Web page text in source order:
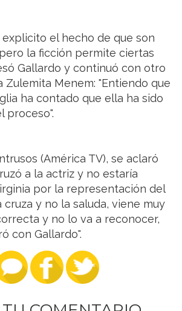
explicito el hecho de que son
la ficción permite ciertas
Gallardo y continuó con otro
Menem: "Entiendo que
ha contado que ella ha sido
proceso".
(América TV), se aclaró
a la actriz y no estaría
por la representación del
cruza y no la saluda, viene muy
y no lo va a reconocer,
con Gallardo".